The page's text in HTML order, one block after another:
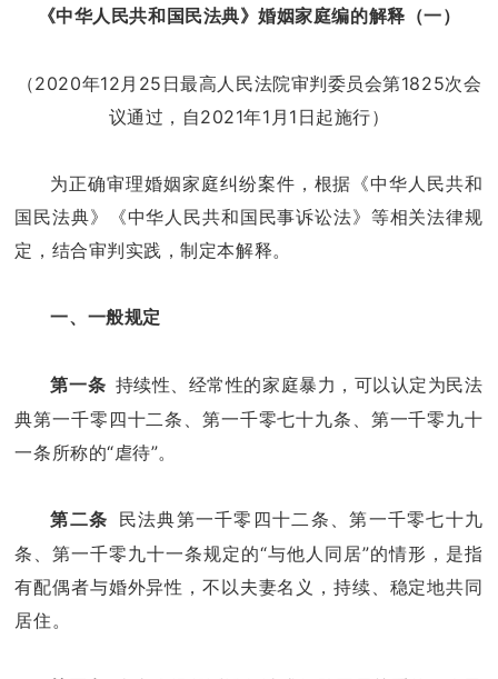
《中华人民共和国民法典》婚姻家庭编的解释（一）
（2020年12月25日最高人民法院审判委员会第1825次会
议通过，自2021年1月1日起施行）
为正确审理婚姻家庭纠纷案件，根据《中华人民共和
国民法典》《中华人民共和国民事诉讼法》等相关法律规
定，结合审判实践，制定本解释。
一、一般规定
第一条 持续性、经常性的家庭暴力，可以认定为民法
典第一千零四十二条、第一千零七十九条、第一千零九十
一条所称的“虐待”。
第二条
民法典第一千零四十二条、第一千零七十九
条、第一千零九十一条规定的“与他人同居”的情形，是指
有配偶者与婚外异性，不以夫妻名义，持续、稳定地共同
居住。